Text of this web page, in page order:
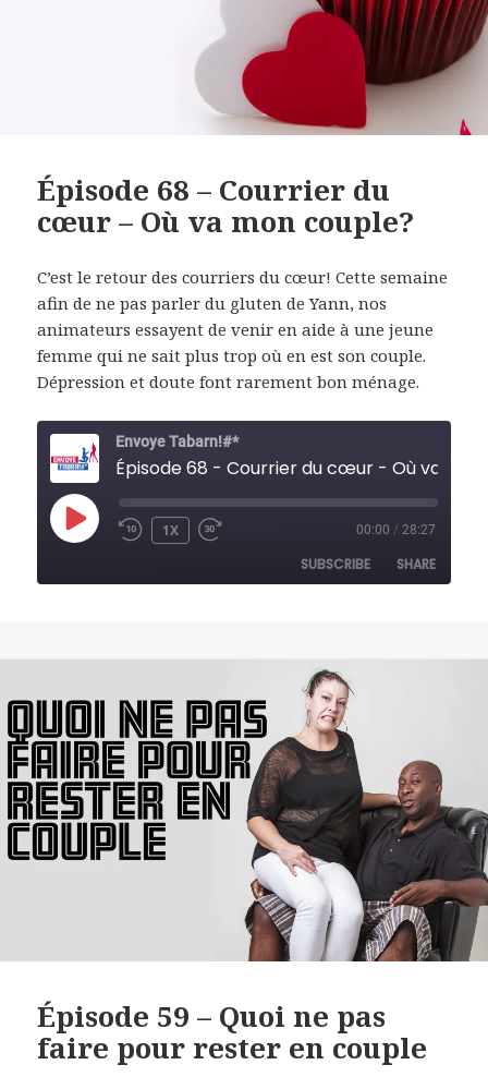
Épisode 68 – Courrier du
cœur – Où va mon couple?
C’est le retour des courriers du cœur! Cette semaine
afin de ne pas parler du gluten de Yann, nos
animateurs essayent de venir en aide à une jeune
femme qui ne sait plus trop où en est son couple.
Dépression et doute font rarement bon ménage.
Envoye Tabarn!#*
PLAY
EPISODE REWIND
1X
FAST
00:00 / 28:27
SUBSCRIBE SHARE
Épisode 59 – Quoi ne pas
faire pour rester en couple